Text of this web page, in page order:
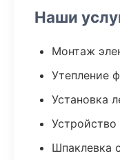
Наши
Монтаж
Утепление
Установка
Шпаклевка